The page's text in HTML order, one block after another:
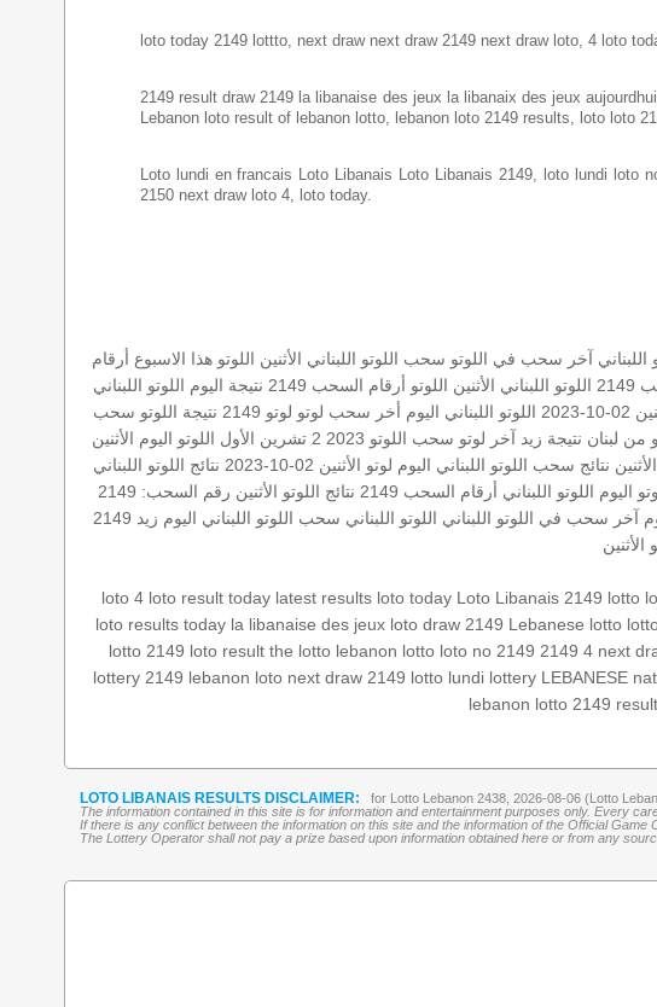
loto today 2149 lottto, next draw next draw 2149 next draw loto, 4 loto
2149 result draw 2149 la libanaise des jeux la libanaix des jeux
Lebanon loto result of lebanon lotto, lebanon loto 2149 results, loto loto
Loto lundi en francais Loto Libanais Loto Libanais 2149, loto lundi
2150 next draw loto 4, loto today.
آخر سحب في اللوتو سحب اللوتو اللبناني الأثنين اللوتو هذا الاسبوع أرقام
اللوتو اللبناني الأثنين اللوتو أرقام السحب 2149 نتيجة اليوم اللوتو اللبناني
2023 اللوتو اللبناني اليوم أخر سحب لوتو لوتو 2149 نتيجة اللوتو سحب
من لبنان نتيجة زيد آخر لوتو سحب اللوتو 2023 2 تشرين الأول
اللوتو اليوم الأثنين
نتائج سحب اللوتو اللبناني اليوم لوتو الأثنين 02-10-2023
نتائج اللوتو اللبناني
اليوم اللوتو اللبناني أرقام السحب 2149 نتائج اللوتو الأثنين رقم السحب: 2149
آخر سحب في اللوتو اللبناني اللوتو اللبناني سحب اللوتو اللبناني اليوم زيد 2149
الأثنين
loto 4 loto result today latest results loto today Loto Libanais 2149 lotto
loto results today la libanaise des jeux loto draw 2149 Lebanese lotto
lotto 2149 loto result the lotto lebanon lotto loto no 2149 2149 4 next
lottery 2149 lebanon loto next draw 2149 lotto lundi lottery LEBANESE
lebanon lotto 2149
LOTO LIBANAIS RESULTS DISCLAIMER: for Lotto Lebanon 2438, 2026-08-06 (Lotto
The information contained in this site is for information and entertainment purposes only. Every
If there is any conflict between the information on this site and the information of the Official
The Lottery Operator shall not pay a prize based upon information obtained here or from any